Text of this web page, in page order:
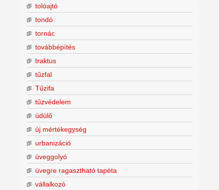
tolóajtó
tondó
tornác
továbbépítés
traktus
tűzfal
Tűzifa
tűzvédelem
üdülő
új mértékegység
urbanizáció
üveggolyó
üvegre ragasztható tapéta
vállalkozó